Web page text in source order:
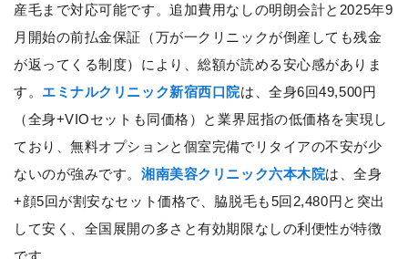
産毛まで対応可能です。追加費用なしの明朗会計と2025年9
月開始の前払金保証（万が一クリニックが倒産しても残金
が返ってくる制度）により、総額が読める安心感がありま
す。 エミナルクリニック新宿西口院は、全身6回49,500円
（全身+VIOセットも同価格）と業界屈指の低価格を実現し
ており、無料オプションと個室完備でリタイアの不安が少
ないのが強みです。湘南美容クリニック六本木院は、全身
+顔5回が割安なセット価格で、脇脱毛も5回2,480円と突出
して安く、全国展開の多さと有効期限なしの利便性が特徴
です。